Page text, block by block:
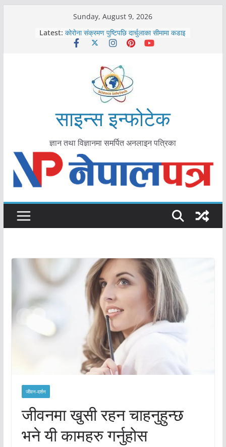
Sunday, August 9, 2026
Latest:
काभ्रेपलाञ्चोकमा आयुर्वेद स्वास्थ्योपचारतर्फ
आकर्षण बढ्दै
कोरोना संक्रमण पुष्टिपछि दार्चुलाका सीमामा कडाइ
मकवानपुरमा खोरेत रोग विरुद्धको खोप लगाउन
आयुर्वेद चिकित्सा प्रणालीको भूमिका महत्वपूर्ण छ :
मुख्यमन्त्री शाह
साइन्स इन्फोटेक
ज्ञान तथा विज्ञानमा समर्पित अनलाइन पत्रिका
जीवन-दर्शन
जीवनमा खुसी रहन चाहनुहुन्छ
भने यी कामहरु गर्नुहोस